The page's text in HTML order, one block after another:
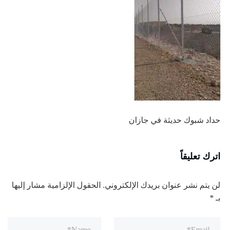
حداد شبوك حديثة في جازان
اترك تعليقاً
لن يتم نشر عنوان بريدك الإلكتروني. الحقول الإلزامية مشار إليها
بـ *